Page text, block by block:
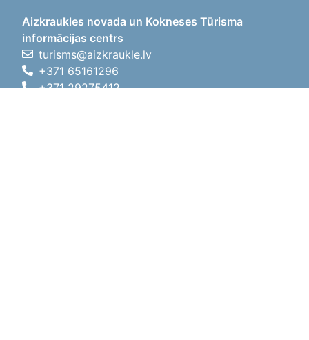
Aizkraukles novada un Kokneses Tūrisma
informācijas centrs
turisms@aizkraukle.lv
+371 65161296
+371 29275412